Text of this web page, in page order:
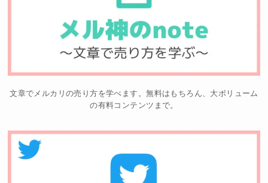
文章でメルカリの売り方を学べます。無料はもちろん、大ボリューム
の有料コンテンツまで。